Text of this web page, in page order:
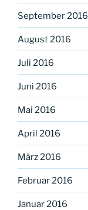
September 2016
August 2016
Juli 2016
Juni 2016
Mai 2016
April 2016
März 2016
Februar 2016
Januar 2016